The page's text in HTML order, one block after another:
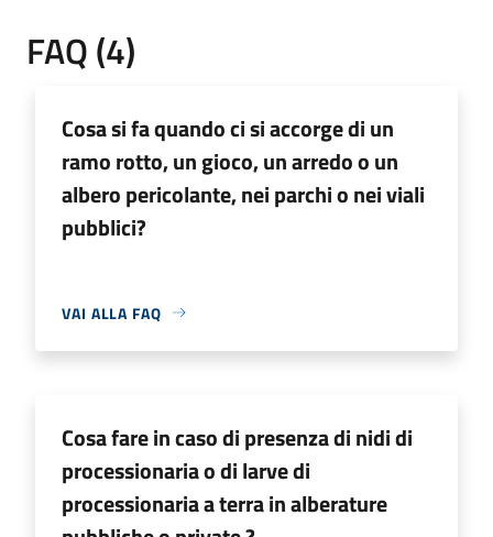
FAQ (4)
Cosa si fa quando ci si accorge di un
ramo rotto, un gioco, un arredo o un
albero pericolante, nei parchi o nei viali
pubblici?
VAI ALLA FAQ
Cosa fare in caso di presenza di nidi di
processionaria o di larve di
processionaria a terra in alberature